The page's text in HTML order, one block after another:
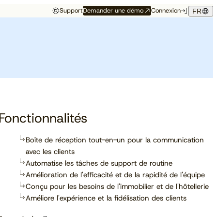
SupportDemander une démo Connexion FR
conférences, salons et
Boîte de réception tout-en-un pour la communication
avec les clients
Automatise les tâches de support de routine
Amélioration de l'efficacité et de la rapidité de l'équipe
Conçu pour les besoins de l'immobilier et de l'hôtellerie
Améliore l'expérience et la fidélisation des clients